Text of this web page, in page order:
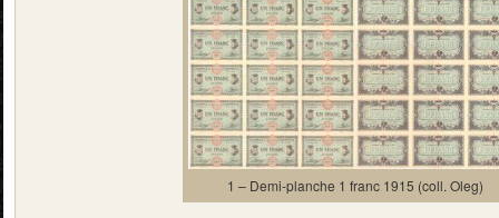
1 – Demi-planche 1 franc 1915 (coll. Oleg)